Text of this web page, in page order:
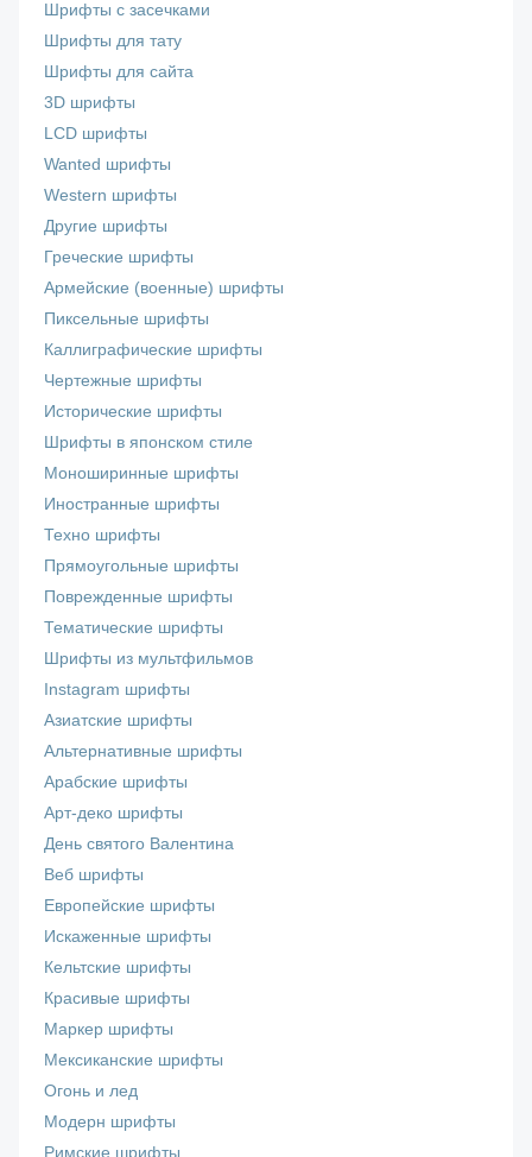
Шрифты с засечками
Шрифты для тату
Шрифты для сайта
3D шрифты
LCD шрифты
Wanted шрифты
Western шрифты
Другие шрифты
Греческие шрифты
Армейские (военные) шрифты
Пиксельные шрифты
Каллиграфические шрифты
Чертежные шрифты
Исторические шрифты
Шрифты в японском стиле
Моноширинные шрифты
Иностранные шрифты
Техно шрифты
Прямоугольные шрифты
Поврежденные шрифты
Тематические шрифты
Шрифты из мультфильмов
Instagram шрифты
Азиатские шрифты
Альтернативные шрифты
Арабские шрифты
Арт-деко шрифты
День святого Валентина
Веб шрифты
Европейские шрифты
Искаженные шрифты
Кельтские шрифты
Красивые шрифты
Маркер шрифты
Мексиканские шрифты
Огонь и лед
Модерн шрифты
Римские шрифты